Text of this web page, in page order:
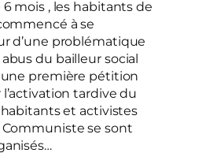
mois , les habitants de
à se
d’une problématique
du bailleur social
une première pétition
tardive du
et activistes
Communiste se sont